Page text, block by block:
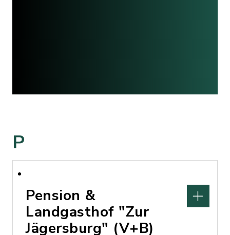
P
Pension &
Landgasthof "Zur
Jägersburg" (V+B)